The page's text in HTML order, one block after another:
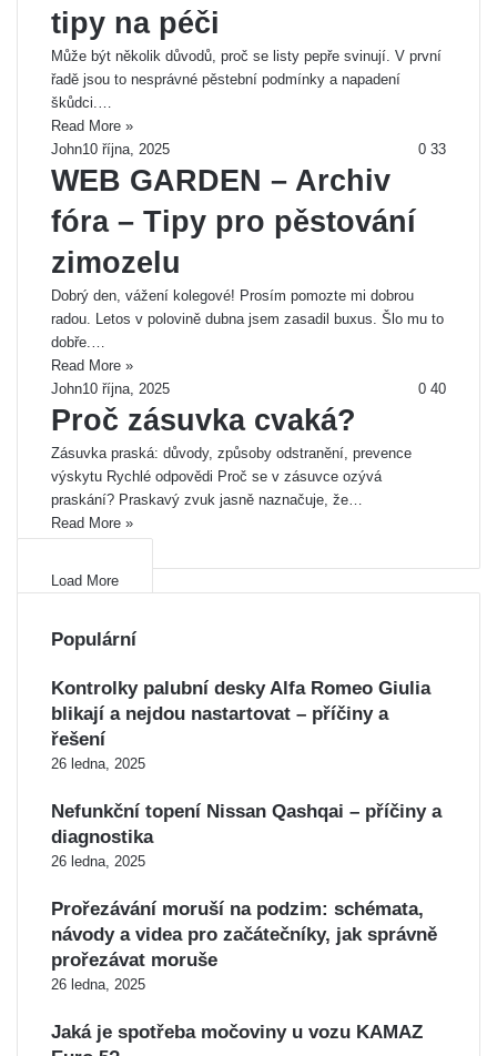
tipy na péči
Může být několik důvodů, proč se listy pepře svinují. V první
řadě jsou to nesprávné pěstební podmínky a napadení
škůdci.…
Read More »
John10 října, 2025 0 33
WEB GARDEN – Archiv
fóra – Tipy pro pěstování
zimozelu
Dobrý den, vážení kolegové! Prosím pomozte mi dobrou
radou. Letos v polovině dubna jsem zasadil buxus. Šlo mu to
dobře.…
Read More »
John10 října, 2025 0 40
Proč zásuvka cvaká?
Zásuvka praská: důvody, způsoby odstranění, prevence
výskytu Rychlé odpovědi Proč se v zásuvce ozývá
praskání? Praskavý zvuk jasně naznačuje, že…
Read More »
Load More
Populární
Kontrolky palubní desky Alfa Romeo Giulia
blikají a nejdou nastartovat – příčiny a
řešení
26 ledna, 2025
Nefunkční topení Nissan Qashqai – příčiny a
diagnostika
26 ledna, 2025
Prořezávání moruší na podzim: schémata,
návody a videa pro začátečníky, jak správně
prořezávat moruše
26 ledna, 2025
Jaká je spotřeba močoviny u vozu KAMAZ